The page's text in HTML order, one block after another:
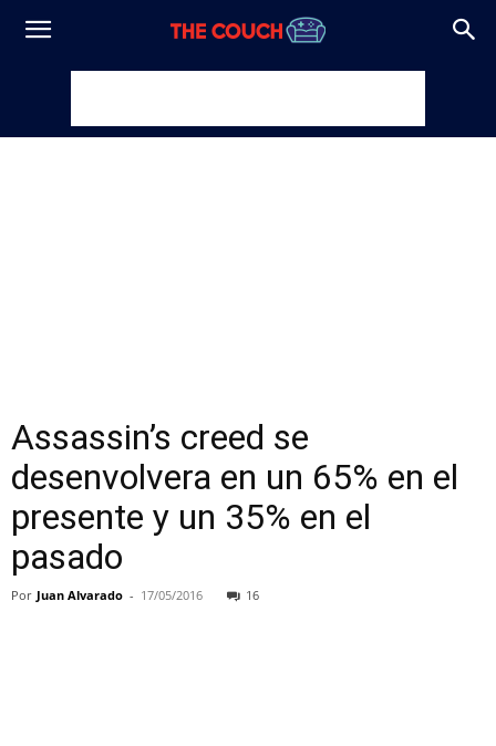
Assassin’s creed se
desenvolvera en un 65% en el
presente y un 35% en el
pasado
Por Juan Alvarado - 17/05/2016 16